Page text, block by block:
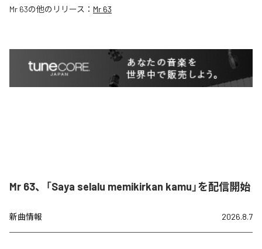
Mr 63の他のリリース： Mr 63
Mr 63、「Saya selalu memikirkan kamu」を配信開始
新曲情報 2026.8.7